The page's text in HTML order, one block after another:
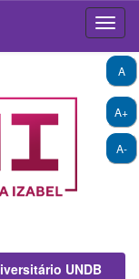
A+
A-
A
UNDB